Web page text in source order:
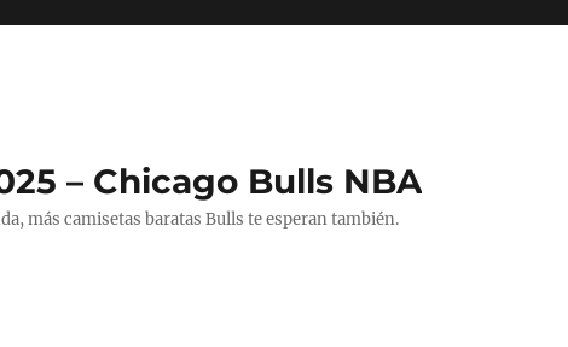
– Chicago Bulls NBA
más camisetas baratas Bulls te esperan también.